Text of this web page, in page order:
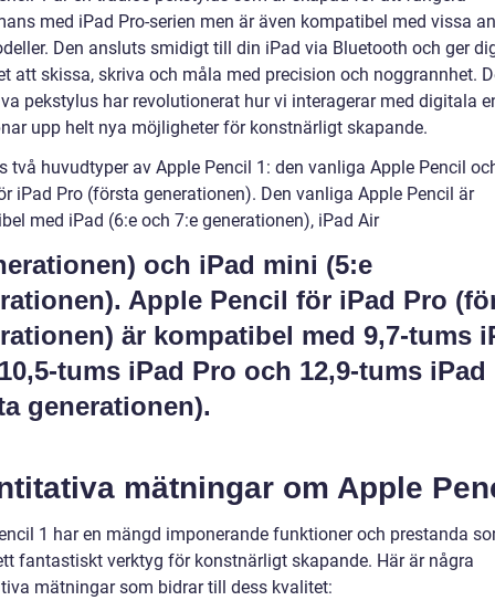
med iPad Pro-serien men är även kompatibel med vissa
Den ansluts smidigt till din iPad via Bluetooth och ger
att skissa, skriva och måla med precision och noggrannhet.
pekstylus har revolutionerat hur vi interagerar med digitala
upp helt nya möjligheter för konstnärligt skapande.
två huvudtyper av Apple Pencil 1: den vanliga Apple Pencil
iPad Pro (första generationen). Den vanliga Apple Pencil är
med iPad (6:e och 7:e generationen), iPad Air
och iPad mini (5:e
Apple Pencil för iPad Pro
är kompatibel med 9,7-tums
tums iPad Pro och 12,9-tums iPad
generationen).
mätningar om Apple
1 har en mängd imponerande funktioner och prestanda
fantastiskt verktyg för konstnärligt skapande. Här är några
mätningar som bidrar till dess kvalitet: